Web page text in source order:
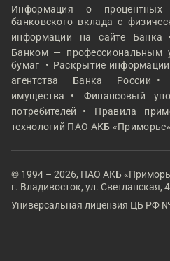
Информация о
банковского вклада с
информации на сайте Банка
Банком — профессиональным
бумаг
Раскрытие
агентства Банка России
имущества
Финансовый
потребителей
Правила
технологий ПАО АКБ «Приморье»
© 1994 – 2026, ПАО АКБ
г. Владивосток, ул. Светланская,
Универсальная лицензия ЦБ РФ